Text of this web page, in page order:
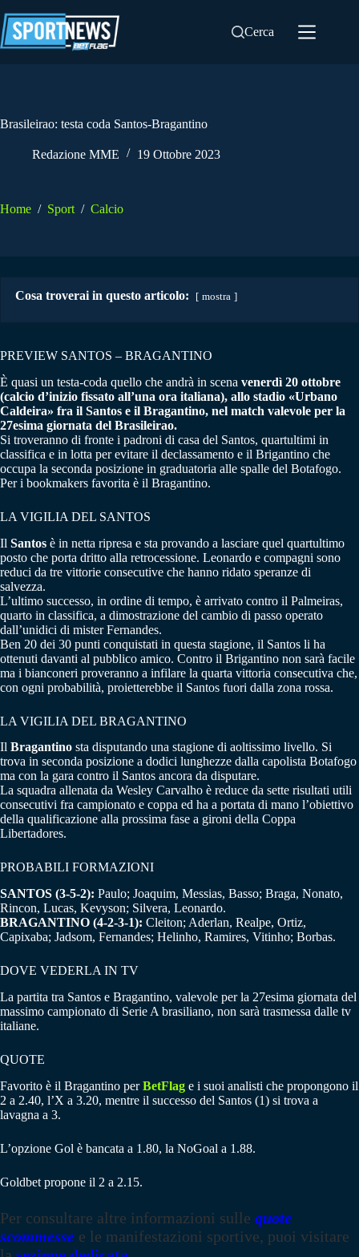
al
contenuto
Cerca
Brasileirao: testa coda Santos-Bragantino
Redazione MME 19 Ottobre 2023
Home / Sport / Calcio
Cosa troverai in questo articolo: mostra
PREVIEW SANTOS – BRAGANTINO
È quasi un testa-coda quello che andrà in scena venerdì 20 ottobre
(calcio d’inizio fissato all’una ora italiana), allo stadio «Urbano
Caldeira» fra il Santos e il Bragantino, nel match valevole per la
27esima giornata del Brasileirao.
Si troveranno di fronte i padroni di casa del Santos, quartultimi in
classifica e in lotta per evitare il declassamento e il Brigantino che
occupa la seconda posizione in graduatoria alle spalle del Botafogo.
Per i bookmakers favorita è il Bragantino.
LA VIGILIA DEL SANTOS
Il Santos è in netta ripresa e sta provando a lasciare quel quartultimo
posto che porta dritto alla retrocessione. Leonardo e compagni sono
reduci da tre vittorie consecutive che hanno ridato speranze di
salvezza.
L’ultimo successo, in ordine di tempo, è arrivato contro il Palmeiras,
quarto in classifica, a dimostrazione del cambio di passo operato
dall’unidici di mister Fernandes.
Ben 20 dei 30 punti conquistati in questa stagione, il Santos li ha
ottenuti davanti al pubblico amico. Contro il Brigantino non sarà facile
ma i bianconeri proveranno a infilare la quarta vittoria consecutiva che,
con ogni probabilità, proietterebbe il Santos fuori dalla zona rossa.
LA VIGILIA DEL BRAGANTINO
Il Bragantino sta disputando una stagione di aoltissimo livello. Si
trova in seconda posizione a dodici lunghezze dalla capolista Botafogo
ma con la gara contro il Santos ancora da disputare.
La squadra allenata da Wesley Carvalho è reduce da sette risultati utili
consecutivi fra campionato e coppa ed ha a portata di mano l’obiettivo
della qualificazione alla prossima fase a gironi della Coppa
Libertadores.
PROBABILI FORMAZIONI
SANTOS (3-5-2): Paulo; Joaquim, Messias, Basso; Braga, Nonato,
Rincon, Lucas, Kevyson; Silvera, Leonardo.
BRAGANTINO (4-2-3-1): Cleiton; Aderlan, Realpe, Ortiz,
Capixaba; Jadsom, Fernandes; Helinho, Ramires, Vitinho; Borbas.
DOVE VEDERLA IN TV
La partita tra Santos e Bragantino, valevole per la 27esima giornata del
massimo campionato di Serie A brasiliano, non sarà trasmessa dalle tv
italiane.
QUOTE
Favorito è il Bragantino perBetFlag e i suoi analisti che propongono il
2 a 2.40, l’X a 3.20, mentre il successo del Santos (1) si trova a
lavagna a 3.
L’opzione Gol è bancata a 1.80, la NoGoal a 1.88.
Goldbet propone il 2 a 2.15.
Per consultare altre informazioni sulle quote
scommesse e le manifestazioni sportive, puoi visitare